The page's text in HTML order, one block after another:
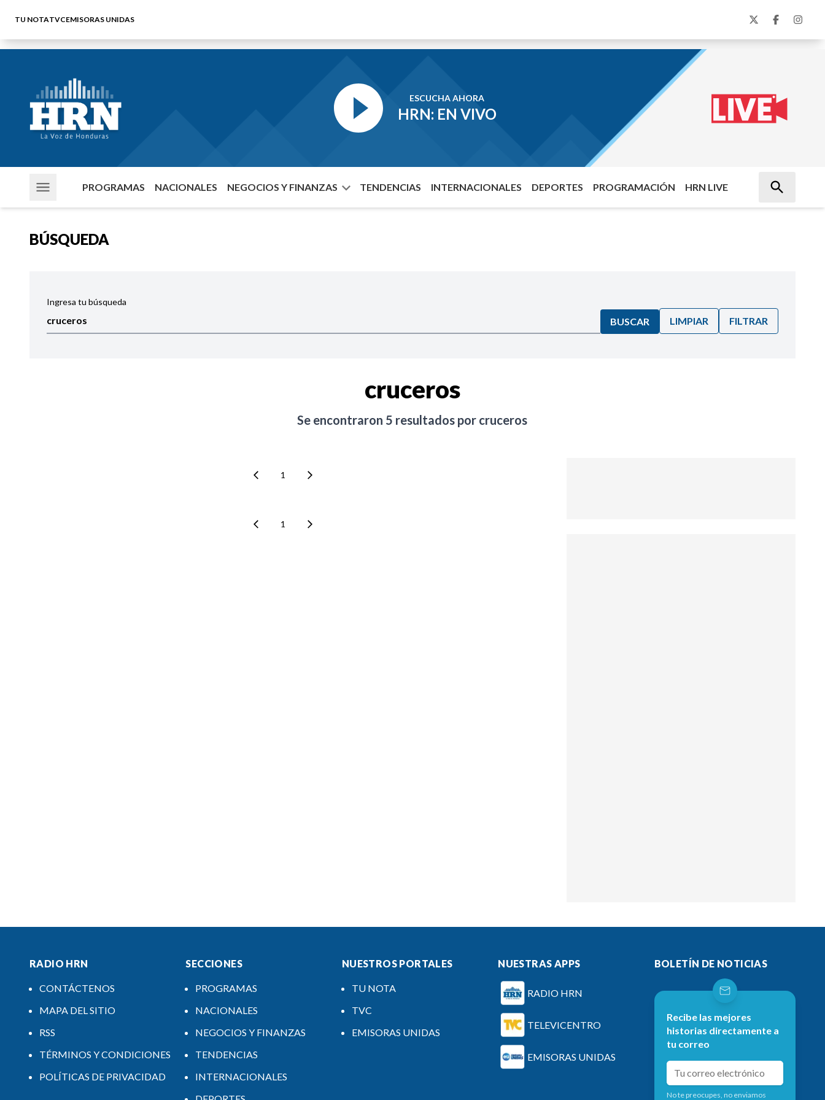
TU NOTATVCEMISORAS UNIDAS
ESCUCHA AHORA
HRN: EN VIVO
PROGRAMAS NACIONALES NEGOCIOS Y FINANZAS TENDENCIAS INTERNACIONALES DEPORTES PROGRAMACIÓN HRN LIVE
BÚSQUEDA
Ingresa tu búsqueda
BUSCAR LIMPIAR FILTRAR
cruceros
Se encontraron 5 resultados por cruceros
1
1
RADIO HRN
CONTÁCTENOS
MAPA DEL SITIO
RSS
TÉRMINOS Y CONDICIONES
POLÍTICAS DE PRIVACIDAD
SECCIONES
PROGRAMAS
NACIONALES
NEGOCIOS Y FINANZAS
TENDENCIAS
INTERNACIONALES
NUESTROS PORTALES
TU NOTA
TVC
EMISORAS UNIDAS
NUESTRAS APPS
RADIO HRN
TELEVICENTRO
EMISORAS UNIDAS
BOLETÍN DE NOTICIAS
Recibe las mejores
historias directamente a
tu correo
No te preocupes, no enviamos